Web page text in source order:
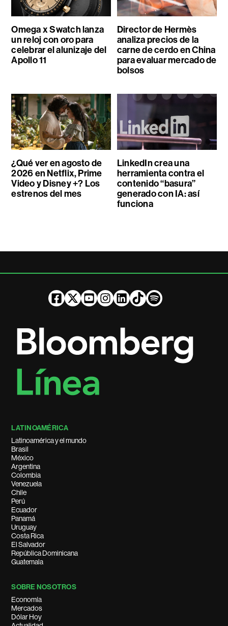
Omega x Swatch lanza
un reloj con oro para
celebrar el alunizaje del
Apollo 11
Director de Hermès
analiza precios de la
carne de cerdo en China
para evaluar mercado de
bolsos
¿Qué ver en agosto de
2026 en Netflix, Prime
Video y Disney +? Los
estrenos del mes
LinkedIn crea una
herramienta contra el
contenido “basura”
generado con IA: así
funciona
LATINOAMÉRICA
Latinoamérica y el mundo
Brasil
México
Argentina
Colombia
Venezuela
Chile
Perú
Ecuador
Panamá
Uruguay
Costa Rica
El Salvador
República Dominicana
Guatemala
SOBRE NOSOTROS
Economía
Mercados
Dólar Hoy